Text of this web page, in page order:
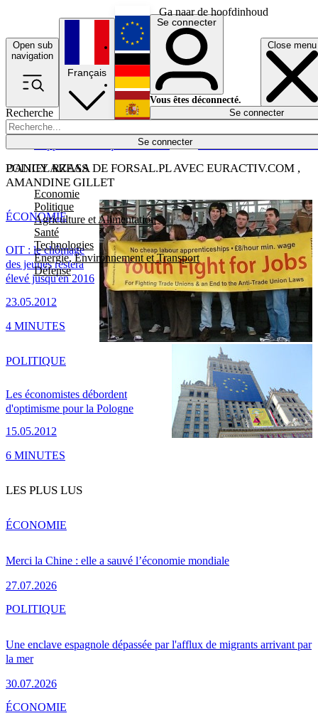
Ga naar de hoofdinhoud
Open sub
navigation
Close menu
Recherche
Se connecter
POLICY AREAS
Economie
Politique
Agriculture et Alimentation
Santé
Technologies
Energie, Environnement et Transport
Défense
Économie
Français
English
Deutsch
Español
Se connecter
Vous êtes déconnecté.
Se connecter
DANIEL RZASA DE FORSAL.PL AVEC EURACTIV.COM ,
AMANDINE GILLET
OIT : le chômage
des jeunes restera
élevé jusqu'en 2016
23.05.2012
ÉCONOMIE
4 MINUTES
Les économistes débordent
d'optimisme pour la Pologne
15.05.2012
POLITIQUE
6 MINUTES
LES PLUS LUS
Merci la Chine : elle a sauvé l’économie mondiale
27.07.2026
ÉCONOMIE
Une enclave espagnole dépassée par l'afflux de migrants arrivant par
la mer
30.07.2026
POLITIQUE
ÉCONOMIE